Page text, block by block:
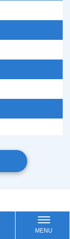
MENU